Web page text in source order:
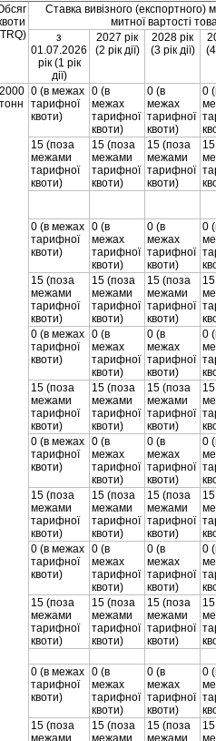
Ставка вивiзного (експортного)
митної вартостi
з
01.07.2026
рiк (1 рiк
дiї)
2027 рiк
(2 рiк дiї)
2028 рiк
(3 рiк дiї)
2000
тонн
0 (в межах
тарифної
квоти)
0 (в
межах
тарифної
квоти)
0 (в
межах
тарифної
квоти)
0
15 (поза
межами
тарифної
квоти)
15 (поза
межами
тарифної
квоти)
15 (поза
межами
тарифної
квоти)
0 (в межах
тарифної
квоти)
0 (в
межах
тарифної
квоти)
0 (в
межах
тарифної
квоти)
0
15 (поза
межами
тарифної
квоти)
15 (поза
межами
тарифної
квоти)
15 (поза
межами
тарифної
квоти)
0 (в межах
тарифної
квоти)
0 (в
межах
тарифної
квоти)
0 (в
межах
тарифної
квоти)
0
15 (поза
межами
тарифної
квоти)
15 (поза
межами
тарифної
квоти)
15 (поза
межами
тарифної
квоти)
0 (в межах
тарифної
квоти)
0 (в
межах
тарифної
квоти)
0 (в
межах
тарифної
квоти)
0
15 (поза
межами
тарифної
квоти)
15 (поза
межами
тарифної
квоти)
15 (поза
межами
тарифної
квоти)
0 (в межах
тарифної
квоти)
0 (в
межах
тарифної
квоти)
0 (в
межах
тарифної
квоти)
0
15 (поза
межами
тарифної
квоти)
15 (поза
межами
тарифної
квоти)
15 (поза
межами
тарифної
квоти)
0 (в межах
тарифної
квоти)
0 (в
межах
тарифної
квоти)
0 (в
межах
тарифної
квоти)
0
15 (поза
15 (поза
15 (поза